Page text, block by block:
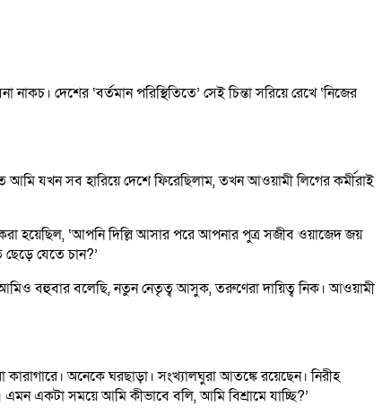
দেশের ‘বর্তমান পরিস্থিতিতে’ সেই চিন্তা সরিয়ে রেখে ‘নিজের
আমি যখন সব হারিয়ে দেশে ফিরেছিলাম, তখন আওয়ামী লিগের কর্মীরাই
করা হয়েছিল, ‘আপনি দিল্লি আসার পরে আপনার পুত্র সজীব ওয়াজেদ জয়
যেতে চান?’
আমিও বহুবার বলেছি, নতুন নেতৃত্ব আসুক, তরুণেরা দায়িত্ব নিক। আওয়ামী
অনেকে ঘরছাড়া। সংখ্যালঘুরা আতঙ্কে রয়েছেন। নিরীহ
এমন একটা সময়ে আমি কীভাবে বলি, আমি বিশ্রামে যাচ্ছি?’